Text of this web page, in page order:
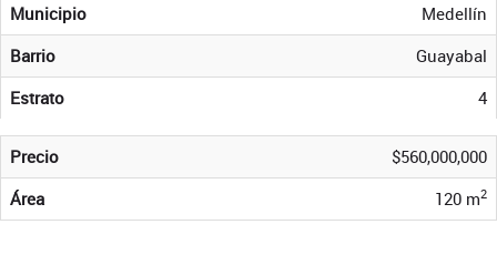
Municipio
Medellín
Barrio
Guayabal
Estrato
4
Precio
$560,000,000
Área
120 m2